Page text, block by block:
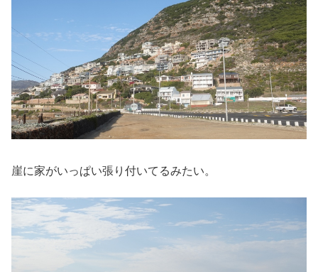
崖に家がいっぱい張り付いてるみたい。